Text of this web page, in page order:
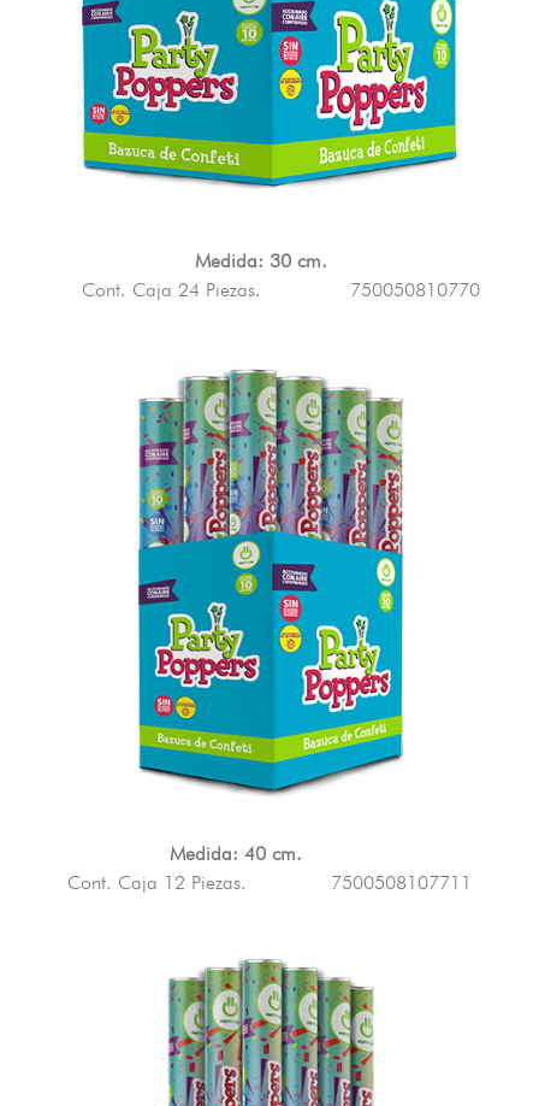
Medida: 30 cm.
Cont. Caja 24 Piezas. 750050810770
Medida: 40 cm.
Cont. Caja 12 Piezas. 7500508107711